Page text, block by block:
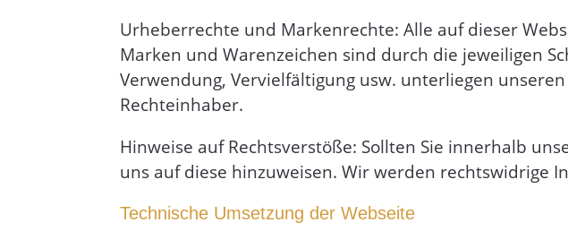
Urheberrechte und Markenrechte: Alle auf dieser
Marken und Warenzeichen sind durch die jeweiligen
Verwendung, Vervielfältigung usw. unterliegen
Rechteinhaber.
Hinweise auf Rechtsverstöße: Sollten Sie innerhalb
uns auf diese hinzuweisen. Wir werden rechtswidrige
Technische Umsetzung der Webseite